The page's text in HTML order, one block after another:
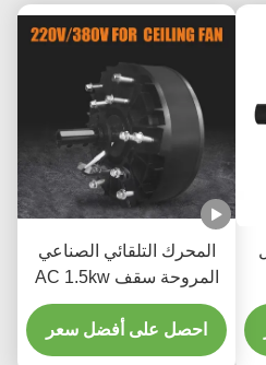
المحرك التلقائي الصناعي
المروحة سقف AC 1.5kw
المحرك PMSM الحفاظ
المنخفض
احصل على أفضل سعر